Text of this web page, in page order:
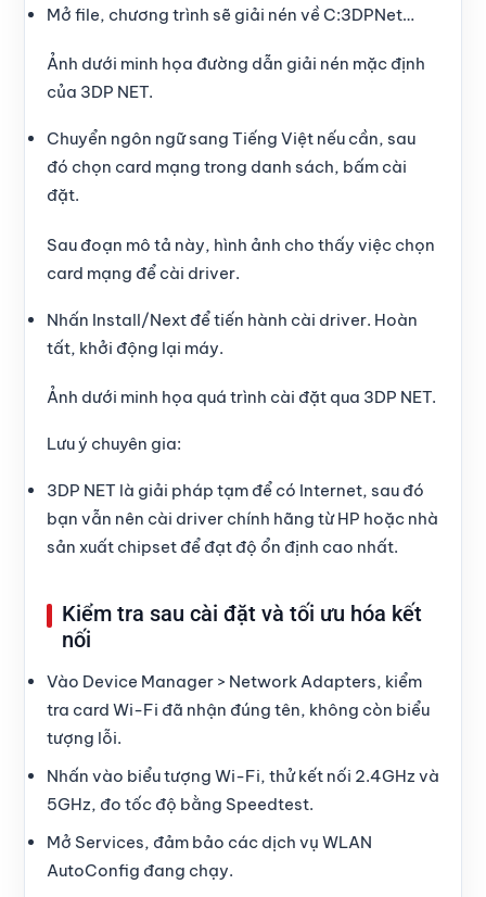
Mở file, chương trình sẽ giải nén về C:3DPNet…
Ảnh dưới minh họa đường dẫn giải nén mặc định
của 3DP NET.
Chuyển ngôn ngữ sang Tiếng Việt nếu cần, sau
đó chọn card mạng trong danh sách, bấm cài
đặt.
Sau đoạn mô tả này, hình ảnh cho thấy việc chọn
card mạng để cài driver.
Nhấn Install/Next để tiến hành cài driver. Hoàn
tất, khởi động lại máy.
Ảnh dưới minh họa quá trình cài đặt qua 3DP NET.
Lưu ý chuyên gia:
3DP NET là giải pháp tạm để có Internet, sau đó
bạn vẫn nên cài driver chính hãng từ HP hoặc nhà
sản xuất chipset để đạt độ ổn định cao nhất.
Kiểm tra sau cài đặt và tối ưu hóa kết
nối
Vào Device Manager > Network Adapters, kiểm
tra card Wi-Fi đã nhận đúng tên, không còn biểu
tượng lỗi.
Nhấn vào biểu tượng Wi-Fi, thử kết nối 2.4GHz và
5GHz, đo tốc độ bằng Speedtest.
Mở Services, đảm bảo các dịch vụ WLAN
AutoConfig đang chạy.